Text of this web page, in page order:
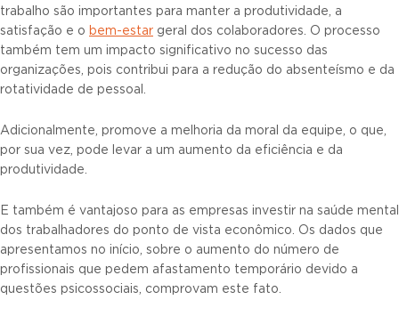
trabalho são importantes para manter a produtividade, a
satisfação e o bem-estar geral dos colaboradores. O processo
também tem um impacto significativo no sucesso das
organizações, pois contribui para a redução do absenteísmo e da
rotatividade de pessoal.
Adicionalmente, promove a melhoria da moral da equipe, o que,
por sua vez, pode levar a um aumento da eficiência e da
produtividade.
E também é vantajoso para as empresas investir na saúde mental
dos trabalhadores do ponto de vista econômico. Os dados que
apresentamos no início, sobre o aumento do número de
profissionais que pedem afastamento temporário devido a
questões psicossociais, comprovam este fato.